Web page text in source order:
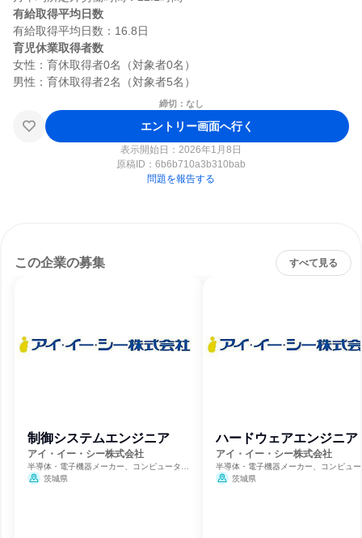
有給取得平均日数
育児休業取得者数
女性：育休取得者0名（対象者0名）
締切：なし
エントリー画面へ行く
表示開始日：2026年1月8日
原稿ID： 6b6b710a3b310bab
問題を報告する
この企業の募集 すべて見る
制御システムエンジニア
アイ・イー・シー株式会社
半導体・電子機器メーカー、コンピュータハ
ードウェア開発、ソフトウェア開発
茨城県
ハードウェアエンジニア
アイ・イー・シー株式会社
半導体・電子機器メーカー、コンピュ
ードウェア開発、ソフトウェア開発
茨城県